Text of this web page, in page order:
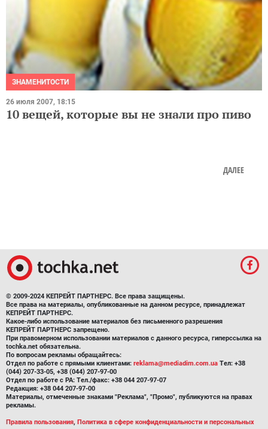
ЗНАМЕНИТОСТИ
26 июля 2007, 18:15
10 вещей, которые вы не знали про пиво
ДАЛЕЕ
© 2009-2024 КЕПРЕЙТ ПАРТНЕРС. Все права защищены.
Все права на материалы, опубликованные на данном ресурсе, принадлежат
КЕПРЕЙТ ПАРТНЕРС.
Какое-либо использование материалов без письменного разрешения
КЕПРЕЙТ ПАРТНЕРС запрещено.
При правомерном использовании материалов с данного ресурса, гиперссылка на
tochka.net обязательна.
По вопросам рекламы обращайтесь:
Отдел по работе с прямыми клиентами: reklama@mediadim.com.ua Тел: +38
(044) 207-33-05, +38 (044) 207-97-00
Отдел по работе с РА: Тел./факс: +38 044 207-97-07
Редакция: +38 044 207-97-00
Материалы, отмеченные знаками "Реклама", "Промо", публикуются на правах
рекламы.
Правила пользования, Политика в сфере конфиденциальности и персональных